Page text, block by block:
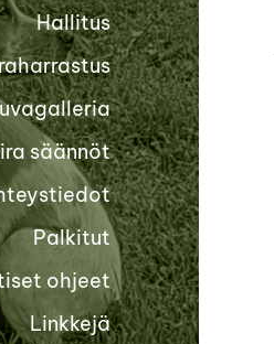
Hallitus
säännöt
Palkitut
ohjeet
Linkkejä